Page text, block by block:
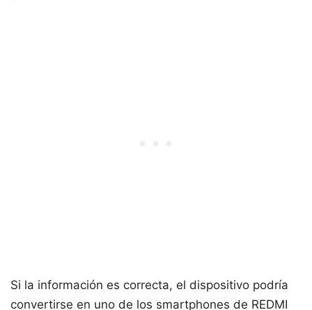
Si la información es correcta, el dispositivo podría
convertirse en uno de los smartphones de REDMI